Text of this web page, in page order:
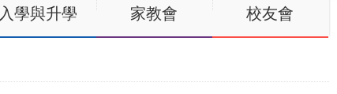
入學與升學 家教會 校友會